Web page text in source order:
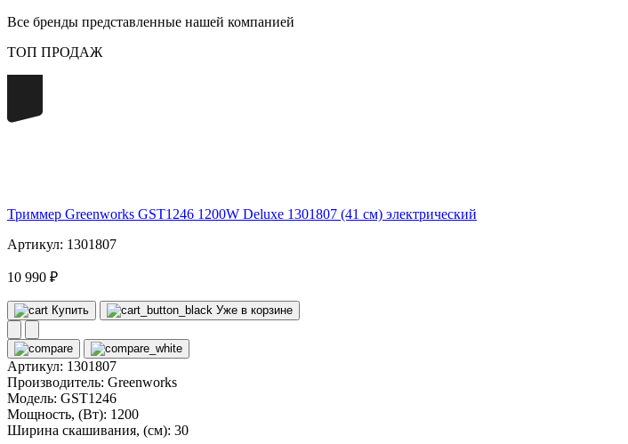
Все бренды представленные нашей компанией
ТОП ПРОДАЖ
Триммер Greenworks GST1246 1200W Deluxe 1301807 (41 см) электрический
Артикул: 1301807
10 990 ₽
Купить Уже в корзине
Артикул: 1301807
Производитель: Greenworks
Модель: GST1246
Мощность, (Вт): 1200
Ширина скашивания, (см): 30